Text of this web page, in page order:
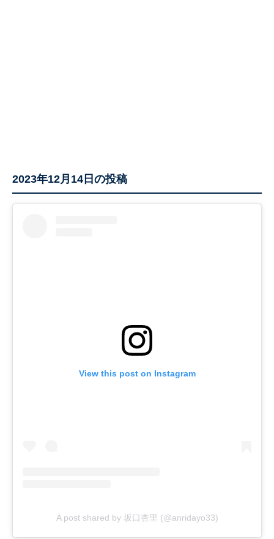
2023年12月14日の投稿
View this post on Instagram
A post shared by 坂口杏里 (@anridayo33)